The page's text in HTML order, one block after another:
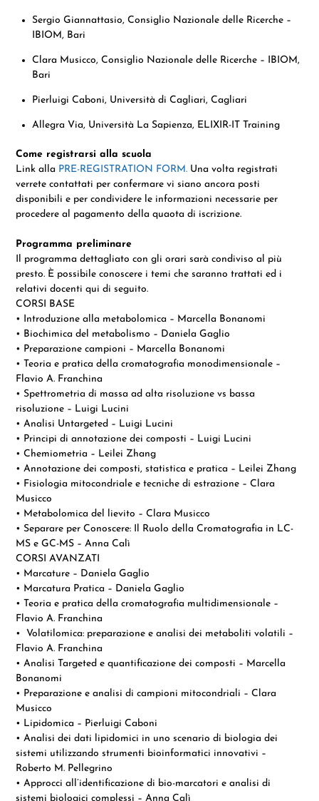
Sergio Giannattasio, Consiglio Nazionale delle Ricerche –
IBIOM, Bari
Clara Musicco, Consiglio Nazionale delle Ricerche – IBIOM,
Bari
Pierluigi Caboni, Università di Cagliari, Cagliari
Allegra Via, Università La Sapienza, ELIXIR-IT Training
Come registrarsi alla scuola
Link alla PRE-REGISTRATION FORM. Una volta registrati
verrete contattati per confermare vi siano ancora posti
disponibili e per condividere le informazioni necessarie per
procedere al pagamento della quaota di iscrizione.
Programma preliminare
Il programma dettagliato con gli orari sarà condiviso al più
presto. È possibile conoscere i temi che saranno trattati ed i
relativi docenti qui di seguito.
CORSI BASE
• Introduzione alla metabolomica – Marcella Bonanomi
• Biochimica del metabolismo – Daniela Gaglio
• Preparazione campioni – Marcella Bonanomi
• Teoria e pratica della cromatografia monodimensionale –
Flavio A. Franchina
• Spettrometria di massa ad alta risoluzione vs bassa
risoluzione – Luigi Lucini
• Analisi Untargeted – Luigi Lucini
• Principi di annotazione dei composti – Luigi Lucini
• Chemiometria – Leilei Zhang
• Annotazione dei composti, statistica e pratica – Leilei Zhang
• Fisiologia mitocondriale e tecniche di estrazione – Clara
Musicco
• Metabolomica del lievito – Clara Musicco
• Separare per Conoscere: Il Ruolo della Cromatografia in LC-
MS e GC-MS – Anna Calì
CORSI AVANZATI
• Marcature – Daniela Gaglio
• Marcatura Pratica – Daniela Gaglio
• Teoria e pratica della cromatografia multidimensionale –
Flavio A. Franchina
• Volatilomica: preparazione e analisi dei metaboliti volatili –
Flavio A. Franchina
• Analisi Targeted e quantificazione dei composti – Marcella
Bonanomi
• Preparazione e analisi di campioni mitocondriali – Clara
Musicco
• Lipidomica – Pierluigi Caboni
• Analisi dei dati lipidomici in uno scenario di biologia dei
sistemi utilizzando strumenti bioinformatici innovativi –
Roberto M. Pellegrino
• Approcci all’identificazione di bio-marcatori e analisi di
sistemi biologici complessi – Anna Calì